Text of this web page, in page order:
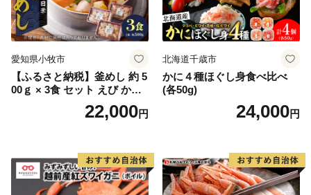
受付係 宛
愛知県小牧市
【ふるさと納税】釜めし 約 5
00ｇ × 3食 セット えび かに
海のめぐみ 老舗 急速冷凍 レ
ンチン 時短 簡単調理 食品 加
せグルメ 愛知県 小牧市 送料
無料
22,000円
北海道千歳市
かに４種ほぐし身食べ比べ
(各50g)
24,000円